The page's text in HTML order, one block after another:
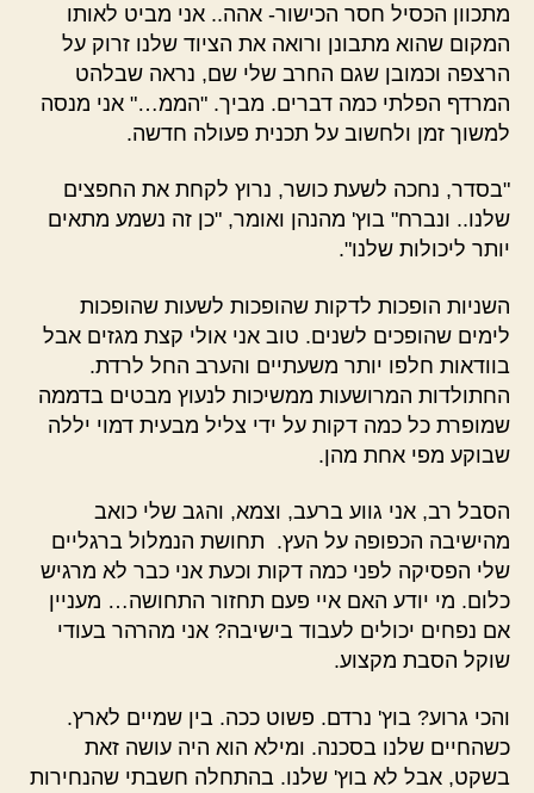
מתכוון הכסיל חסר הכישור- אהה.. אני מביט לאותו
המקום שהוא מתבונן ורואה את הציוד שלנו זרוק על
הרצפה וכמובן שגם החרב שלי שם, נראה שבלהט
המרדף הפלתי כמה דברים. מביך. "הממ…" אני מנסה
למשוך זמן ולחשוב על תכנית פעולה חדשה.
"בסדר, נחכה לשעת כושר, נרוץ לקחת את החפצים
שלנו.. ונברח" בוץ' מהנהן ואומר, "כן זה נשמע מתאים
יותר ליכולות שלנו".
השניות הופכות לדקות שהופכות לשעות שהופכות
לימים שהופכים לשנים. טוב אני אולי קצת מגזים אבל
בוודאות חלפו יותר משעתיים והערב החל לרדת.
החתולדות המרושעות ממשיכות לנעוץ מבטים בדממה
שמופרת כל כמה דקות על ידי צליל מבעית דמוי יללה
שבוקע מפי אחת מהן.
הסבל רב, אני גווע ברעב, וצמא, והגב שלי כואב
מהישיבה הכפופה על העץ. תחושת הנמלול ברגליים
שלי הפסיקה לפני כמה דקות וכעת אני כבר לא מרגיש
כלום. מי יודע האם איי פעם תחזור התחושה… מעניין
אם נפחים יכולים לעבוד בישיבה? אני מהרהר בעודי
שוקל הסבת מקצוע.
והכי גרוע? בוץ' נרדם. פשוט ככה. בין שמיים לארץ.
כשהחיים שלנו בסכנה. ומילא הוא היה עושה זאת
בשקט, אבל לא בוץ' שלנו. בהתחלה חשבתי שהנחירות